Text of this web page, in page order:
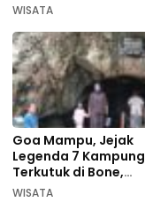
WISATA
Goa Mampu, Jejak
Legenda 7 Kampung
Terkutuk di Bone,
Rekomendasi Liburan
WISATA